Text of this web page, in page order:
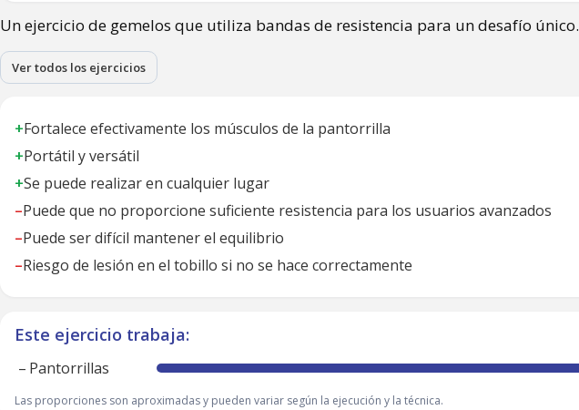
Un ejercicio de gemelos que utiliza bandas de resistencia para un desafío único.
Ver todos los ejercicios
+Fortalece efectivamente los músculos de la pantorrilla
+Portátil y versátil
+Se puede realizar en cualquier lugar
–Puede que no proporcione suficiente resistencia para los usuarios avanzados
–Puede ser difícil mantener el equilibrio
–Riesgo de lesión en el tobillo si no se hace correctamente
Este ejercicio trabaja:
– Pantorrillas
Las proporciones son aproximadas y pueden variar según la ejecución y la técnica.